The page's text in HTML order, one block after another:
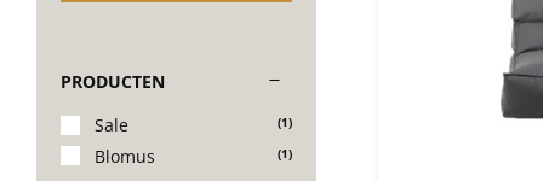
PRODUCTEN
Sale
(1)
Blomus (1)